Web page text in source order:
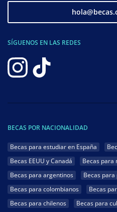
SÍGUENOS EN LAS REDES
BECAS POR NACIONALIDAD
Becas para estudiar en España
Becas EEUU y Canadá
Becas para
Becas para argentinos
Becas
Becas para colombianos
Becas
Becas para chilenos
Becas para